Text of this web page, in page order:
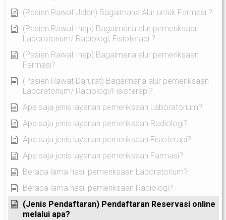
(Pasien Rawat Jalan) Bagaimana Alur untuk Farmasi ?
(Pasien Rawat Inap) Bagaimana alur pemeriksaan
Laboratorium/ Radiologi, Fisioterapi ?
(Pasien Rawat Inap) Bagaimana alur pemeriksaan
Farmasi?
(Pasien Rawat Darurat) Bagaimana alur pemeriksaan
Laboratorium/ Radiologi/Fisioterapi?
Apa saja jenis layanan pemeriksaan Laboratorium?
Apa saja jenis layanan pemeriksaan Radiologi?
Apa saja jenis layanan pemeriksaan Fisioterapi?
Apa saja jenis layanan pemeriksaan Farmasi?
Berapa lama hasil pemeriksaan Laboratorium?
Berapa lama hasil pemeriksaan Radiologi?
(Jenis Pendaftaran) Pendaftaran Reservasi online
melalui apa?